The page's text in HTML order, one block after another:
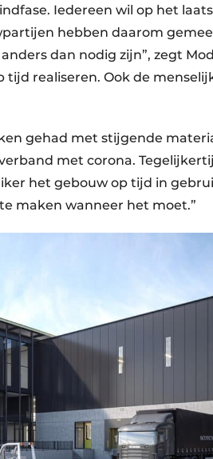
Iedereen wil op het
hebben daarom
dan nodig zijn”, zegt
realiseren. Ook de
gehad met stijgende
met corona.
het gebouw op tijd in
maken wanneer het moet.”